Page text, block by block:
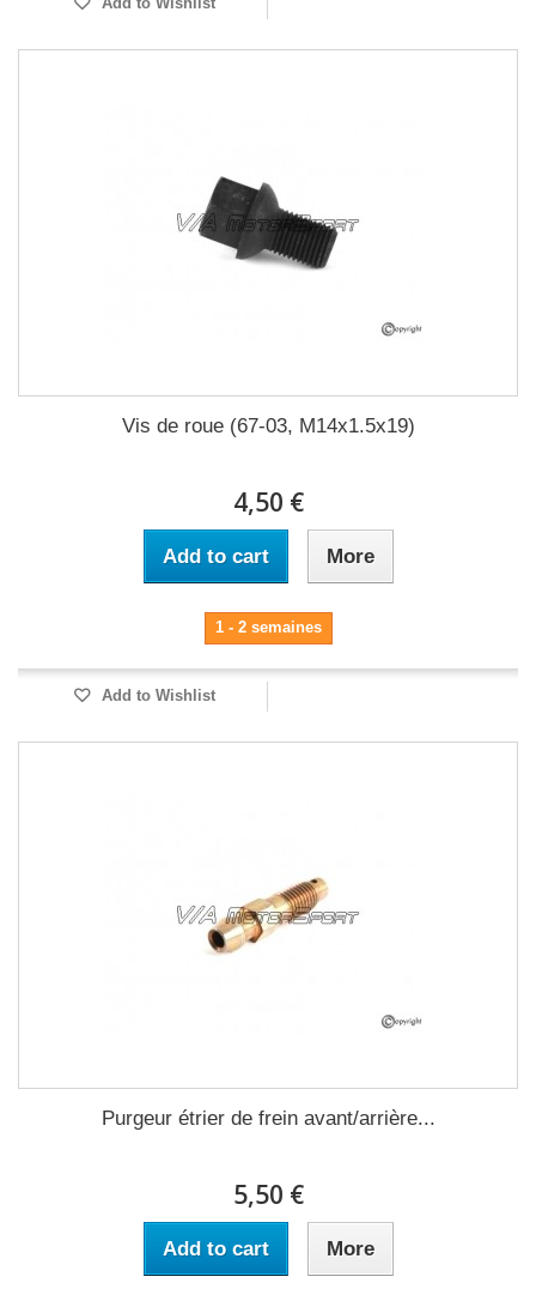
Vis de roue (67-03, M14x1.5x19)
4,50 €
Add to cart More
1 - 2 semaines
Add to Wishlist
Purgeur étrier de frein avant/arrière...
5,50 €
Add to cart More